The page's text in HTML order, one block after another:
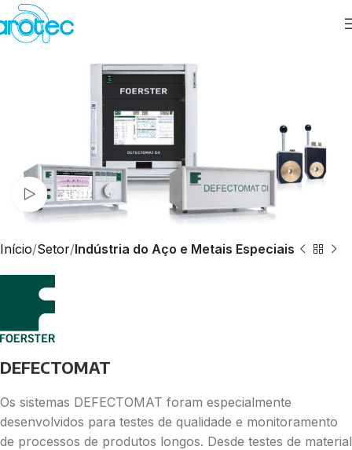
Assista ao vídeo
Início Setor Indústria do Aço e Metais Especiais
DEFECTOMAT
Os sistemas DEFECTOMAT foram especialmente
desenvolvidos para testes de qualidade e monitoramento
de processos de produtos longos. Desde testes de material